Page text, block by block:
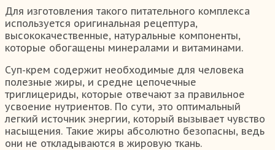
Для изготовления такого питательного комплекса
используется оригинальная рецептура,
высококачественные, натуральные компоненты,
которые обогащены минералами и витаминами.
Суп-крем содержит необходимые для человека
полезные жиры, и средне цепочечные
триглицериды, которые отвечают за правильное
усвоение нутриентов. По сути, это оптимальный
легкий источник энергии, который вызывает чувство
насыщения. Такие жиры абсолютно безопасны, ведь
они не откладываются в жировую ткань.